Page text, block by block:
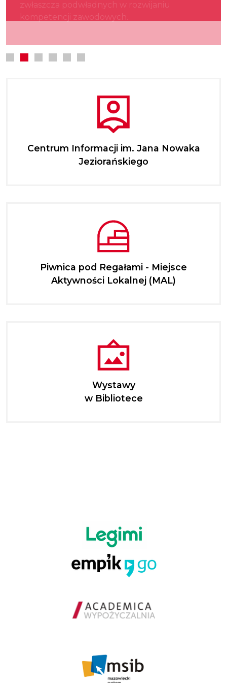
zwłaszcza podwładnych w rozwijaniu
kompetencji zawodowych.
kultury.
najmłodszych.
Centrum Informacji im. Jana Nowaka
Jeziorańskiego
Piwnica pod Regałami - Miejsce
Aktywności Lokalnej (MAL)
Wystawy
w Bibliotece